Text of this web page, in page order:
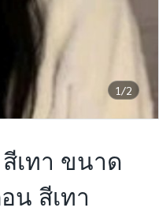
1/2
เทา ขนาด
น สีเทา